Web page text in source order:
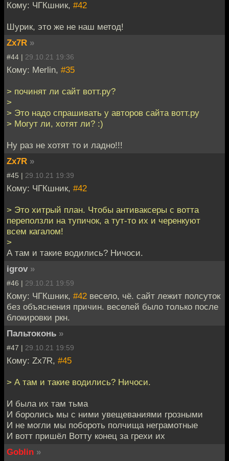
Кому: ЧГКшник, #42
Шурик, это же не наш метод!
Zx7R »
#44 | 29.10.21 19:36
Кому: Merlin, #35
> починят ли сайт вотт.ру?
>
> Это надо спрашивать у авторов сайта вотт.ру
> Могут ли, хотят ли? :)
Ну раз не хотят то и ладно!!!
Zx7R »
#45 | 29.10.21 19:39
Кому: ЧГКшник, #42
> Это хитрый план. Чтобы антиваксеры с вотта
переползли на тупичок, а тут-то их и черенкуют
всем кагалом!
>
А там и такие водились? Ничоси.
igrov »
#46 | 29.10.21 19:59
Кому: ЧГКшник, #42 весело, чё. сайт лежит полсуток
без объяснения причин. веселей было только после
блокировки ркн.
Пальтоконь »
#47 | 29.10.21 19:59
Кому: Zx7R, #45
> А там и такие водились? Ничоси.
И была их там тьма
И боролись мы с ними увещеваниями грозными
И не могли мы побороть полчища неграмотные
И вотт пришёл Вотту конец за грехи их
Goblin »